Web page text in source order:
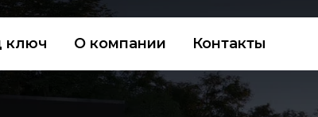
О компании Контакты